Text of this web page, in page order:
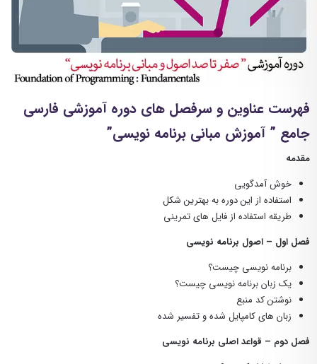
فهرست عناوین و سرفصل های دوره آموزشی فارسی
جامع ” آموزش مبانی برنامه نویسی”
مقدمه
خوش آمدگویی
استفاده از این دوره به بهترین شکل
طریقه استفاده از فایل های تمرینی
فصل اول – اصول برنامه نویسی
برنامه نویسی چیست؟
یک زبان برنامه نویسی چیست؟
نوشتن کد منبع
زبان های کامپایل شده و تفسیر شده
فصل دوم – قواعد اصلی برنامه نویسی